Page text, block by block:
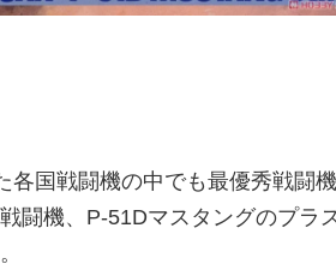
各国戦闘機の中でも最優秀戦闘
闘機、P-51Dマスタングのプラ